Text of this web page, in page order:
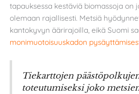
tapauksessa kestäviä biomassoja on
olemaan rajallisesti. Metsiä
kantokyvyn äärirajoilla, eikä Suomi
monimuotoisuuskadon
Tiekarttojen
toteutumiseksi joko